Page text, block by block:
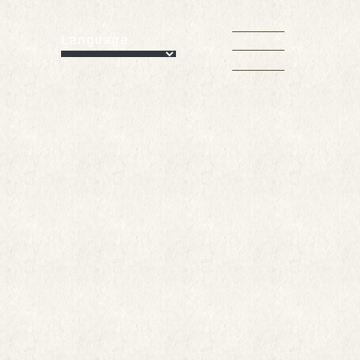
Language